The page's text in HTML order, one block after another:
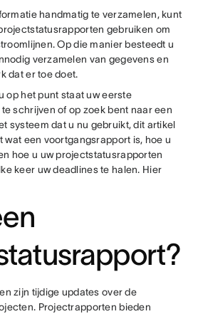
handmatig te verzamelen, kunt
gebruiken om
Op die manier besteedt u
verzamelen van gegevens en
dat er toe doet.
op het punt staat uw eerste
schrijven of op zoek bent naar een
systeem dat u nu gebruikt, dit artikel
wat een voortgangsrapport is, hoe u
hoe u uw projectstatusrapporten
keer uw deadlines te halen. Hier
zijn tijdige updates over de
Projectrapporten bieden